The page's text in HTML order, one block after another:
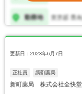
更新日：2023年6月7日
正社員 調剤薬局
新町薬局 株式会社全快堂